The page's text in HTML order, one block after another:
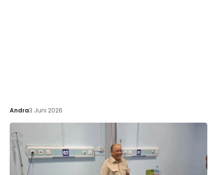
Andra3 Juni 2026